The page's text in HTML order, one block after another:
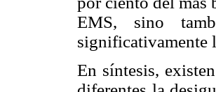
EMS, sino
significativamente
En síntesis,